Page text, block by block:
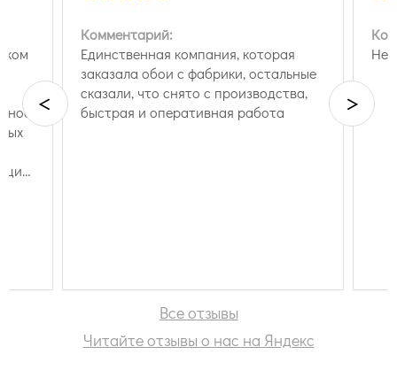
Комментарий:
Единственная компания, которая
заказала обои с фабрики, остальные
сказали, что снято с производства,
быстрая и оперативная работа
Нет
< >
Все отзывы
Читайте отзывы о нас на Яндекс